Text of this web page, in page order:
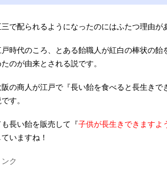
で配られるようになったのにはふたつ理由が
時代のころ、とある飴職人が紅白の棒状の飴
のが由来とされる説です。
の商人が江戸で『長い飴を食べると長生きで
す。
長い飴を販売して『子供が長生きできますよ
いますね！
ク